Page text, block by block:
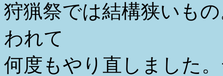
狩猟祭では結構狭いも
われて
何度もやり直しました